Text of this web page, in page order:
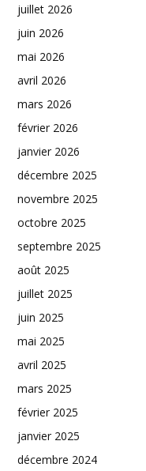
juillet 2026
juin 2026
mai 2026
avril 2026
mars 2026
février 2026
janvier 2026
décembre 2025
novembre 2025
octobre 2025
septembre 2025
août 2025
juillet 2025
juin 2025
mai 2025
avril 2025
mars 2025
février 2025
janvier 2025
décembre 2024